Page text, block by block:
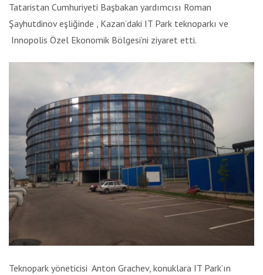
Tataristan Cumhuriyeti Başbakan yardımcısı Roman
Şayhutdinov eşliğinde , Kazan’daki IT Park teknoparkı ve
Innopolis Özel Ekonomik Bölgesi’ni ziyaret etti.
Teknopark yöneticisi Anton Grachev, konuklara IT Park’ın